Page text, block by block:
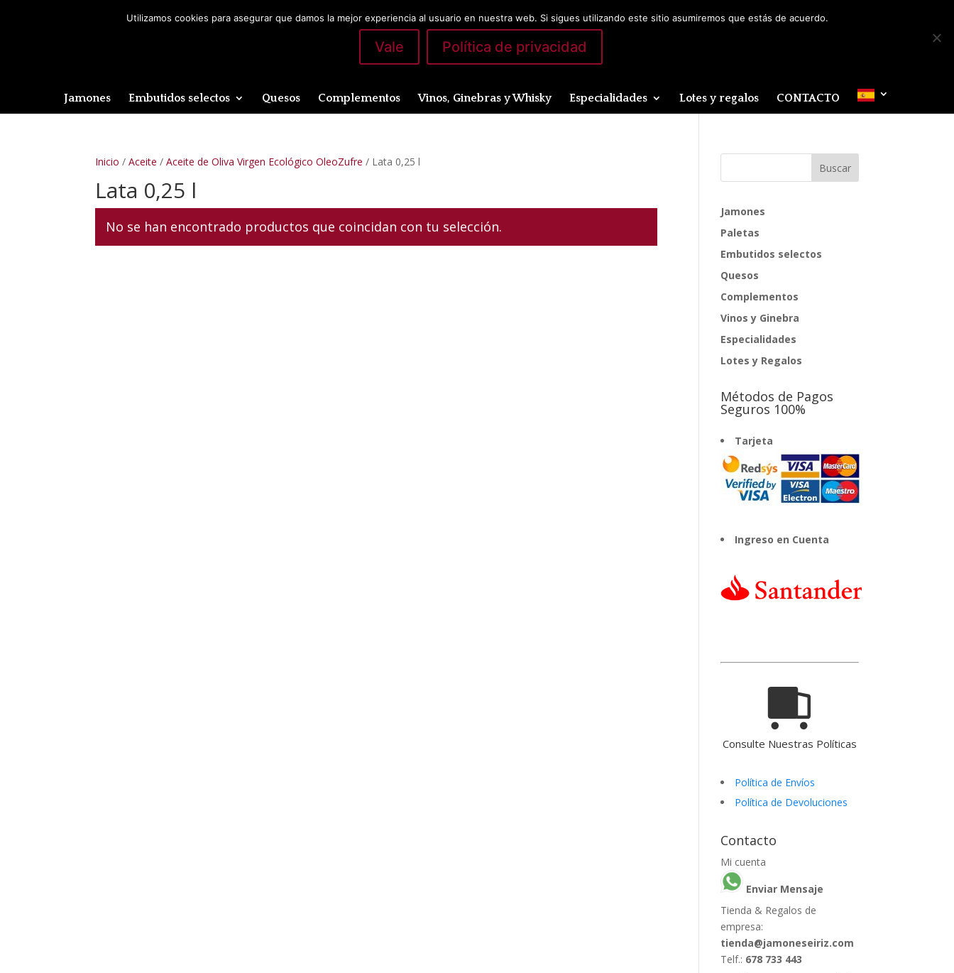
Mi cuenta 0 elementos
Jamones Embutidos selectos Quesos Complementos Vinos, Ginebras y Whisky Especialidades Lotes y regalos CONTACTO
Inicio /Aceite /Aceite de Oliva Virgen Ecológico OleoZufre / Lata 0,25 l
Lata 0,25 l
No se han encontrado productos que coincidan con tu selección.
Jamones
Paletas
Embutidos selectos
Quesos
Complementos
Vinos y Ginebra
Especialidades
Lotes y Regalos
Métodos de Pagos
Seguros 100%
Tarjeta
Ingreso en Cuenta
Consulte Nuestras Políticas
Política de Envíos
Política de Devoluciones
Contacto
Mi cuenta
Enviar Mensaje
Tienda & Regalos de
empresa:
tienda@jamoneseiriz.com
Telf.: 678 733 443
Utilizamos cookies para asegurar que damos la mejor experiencia al usuario en nuestra web. Si sigues utilizando este sitio asumiremos que estás de acuerdo.
Vale Política de privacidad